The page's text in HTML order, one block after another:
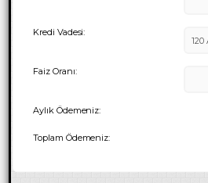
Kredi Vadesi:
Faiz Oranı:
Aylık Ödemeniz:
Toplam Ödemeniz: